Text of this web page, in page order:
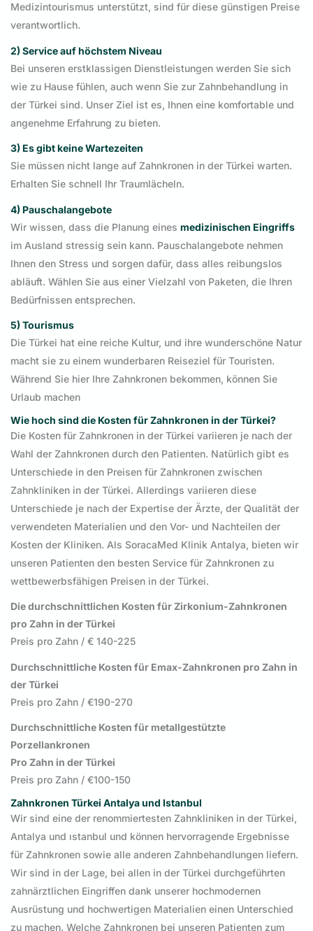
Medizintourismus unterstützt, sind für diese günstigen Preise
verantwortlich.
2) Service auf höchstem Niveau
Bei unseren erstklassigen Dienstleistungen werden Sie sich
wie zu Hause fühlen, auch wenn Sie zur Zahnbehandlung in
der Türkei sind. Unser Ziel ist es, Ihnen eine komfortable und
angenehme Erfahrung zu bieten.
3) Es gibt keine Wartezeiten
Sie müssen nicht lange auf Zahnkronen in der Türkei warten.
Erhalten Sie schnell Ihr Traumlächeln.
4) Pauschalangebote
Wir wissen, dass die Planung eines medizinischen Eingriffs
im Ausland stressig sein kann. Pauschalangebote nehmen
Ihnen den Stress und sorgen dafür, dass alles reibungslos
abläuft. Wählen Sie aus einer Vielzahl von Paketen, die Ihren
Bedürfnissen entsprechen.
5) Tourismus
Die Türkei hat eine reiche Kultur, und ihre wunderschöne Natur
macht sie zu einem wunderbaren Reiseziel für Touristen.
Während Sie hier Ihre Zahnkronen bekommen, können Sie
Urlaub machen
Wie hoch sind die Kosten für Zahnkronen in der Türkei?
Die Kosten für Zahnkronen in der Türkei variieren je nach der
Wahl der Zahnkronen durch den Patienten. Natürlich gibt es
Unterschiede in den Preisen für Zahnkronen zwischen
Zahnkliniken in der Türkei. Allerdings variieren diese
Unterschiede je nach der Expertise der Ärzte, der Qualität der
verwendeten Materialien und den Vor- und Nachteilen der
Kosten der Kliniken. Als SoracaMed Klinik Antalya, bieten wir
unseren Patienten den besten Service für Zahnkronen zu
wettbewerbsfähigen Preisen in der Türkei.
Die durchschnittlichen Kosten für Zirkonium-Zahnkronen
pro Zahn in der Türkei
Preis pro Zahn / € 140-225
Durchschnittliche Kosten für Emax-Zahnkronen pro Zahn in
der Türkei
Preis pro Zahn / €190-270
Durchschnittliche Kosten für metallgestützte
Porzellankronen
Pro Zahn in der Türkei
Preis pro Zahn / €100-150
Zahnkronen Türkei Antalya und Istanbul
Wir sind eine der renommiertesten Zahnkliniken in der Türkei,
Antalya und ıstanbul und können hervorragende Ergebnisse
für Zahnkronen sowie alle anderen Zahnbehandlungen liefern.
Wir sind in der Lage, bei allen in der Türkei durchgeführten
zahnärztlichen Eingriffen dank unserer hochmodernen
Ausrüstung und hochwertigen Materialien einen Unterschied
zu machen. Welche Zahnkronen bei unseren Patienten zum